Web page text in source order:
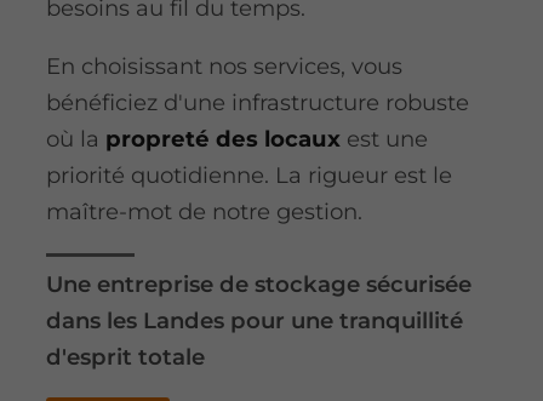
besoins au fil du temps.
En choisissant nos services, vous
bénéficiez d'une infrastructure robuste
où la propreté des locauxest une
priorité quotidienne. La rigueur est le
maître-mot de notre gestion.
Une entreprise de stockage sécurisée
dans les Landes pour une tranquillité
d'esprit totale